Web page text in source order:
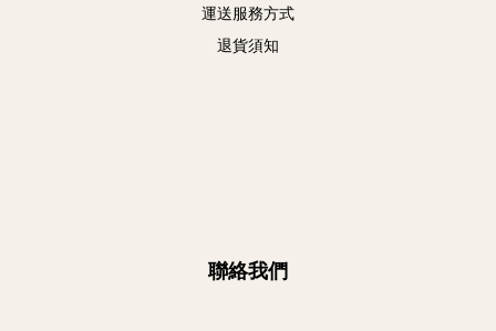
運送服務方式
退貨須知
聯絡我們